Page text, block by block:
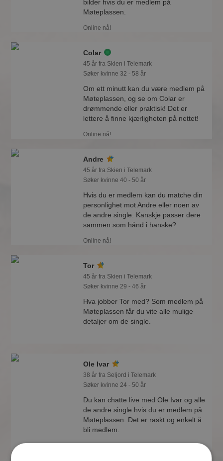
bilder hvis du er medlem på
Møteplassen.
Online nå!
Colar
45 år fra Skien i Telemark
Søker kvinne 32 - 58 år
Om ett minutt kan du være medlem på
Møteplassen, og se om Colar er
drømmende eller praktisk! Det er
lettere å finne kjærligheten på nettet!
Online nå!
Andre
45 år fra Skien i Telemark
Søker kvinne 40 - 50 år
Hvis du er medlem kan du matche din
personlighet mot Andre eller noen av
de andre single. Kanskje passer dere
sammen som hånd i hanske?
Online nå!
Tor
45 år fra Skien i Telemark
Søker kvinne 29 - 46 år
Hva jobber Tor med? Som medlem på
Møteplassen får du vite alle mulige
detaljer om de single.
Ole Ivar
38 år fra Seljord i Telemark
Søker kvinne 24 - 50 år
Du kan chatte live med Ole Ivar og alle
de andre single hvis du er medlem på
Møteplassen. Det er raskt og enkelt å
bli medlem.